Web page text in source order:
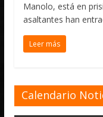
Manolo, está en
asaltantes han
Leer más
Calendario